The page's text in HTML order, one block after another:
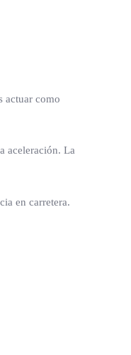
actuar como
aceleración. La
en carretera.